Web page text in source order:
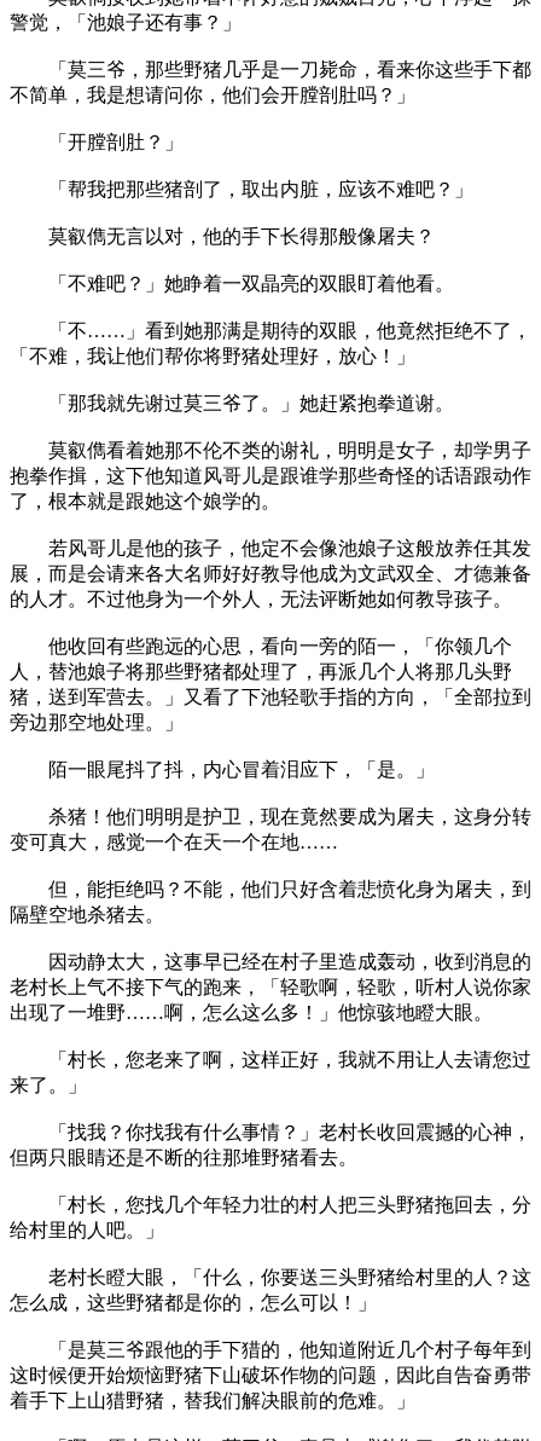
警觉，「池娘子还有事？」
「莫三爷，那些野猪几乎是一刀毙命，看来你这些手下都
不简单，我是想请问你，他们会开膛剖肚吗？」
「开膛剖肚？」
「帮我把那些猪剖了，取出内脏，应该不难吧？」
莫叡儁无言以对，他的手下长得那般像屠夫？
「不难吧？」她睁着一双晶亮的双眼盯着他看。
「不……」看到她那满是期待的双眼，他竟然拒绝不了，
「不难，我让他们帮你将野猪处理好，放心！」
「那我就先谢过莫三爷了。」她赶紧抱拳道谢。
莫叡儁看着她那不伦不类的谢礼，明明是女子，却学男子
抱拳作揖，这下他知道风哥儿是跟谁学那些奇怪的话语跟动作
了，根本就是跟她这个娘学的。
若风哥儿是他的孩子，他定不会像池娘子这般放养任其发
展，而是会请来各大名师好好教导他成为文武双全、才德兼备
的人才。不过他身为一个外人，无法评断她如何教导孩子。
他收回有些跑远的心思，看向一旁的陌一，「你领几个
人，替池娘子将那些野猪都处理了，再派几个人将那几头野
猪，送到军营去。」又看了下池轻歌手指的方向，「全部拉到
旁边那空地处理。」
陌一眼尾抖了抖，内心冒着泪应下，「是。」
杀猪！他们明明是护卫，现在竟然要成为屠夫，这身分转
变可真大，感觉一个在天一个在地……
但，能拒绝吗？不能，他们只好含着悲愤化身为屠夫，到
隔壁空地杀猪去。
因动静太大，这事早已经在村子里造成轰动，收到消息的
老村长上气不接下气的跑来，「轻歌啊，轻歌，听村人说你家
出现了一堆野……啊，怎么这么多！」他惊骇地瞪大眼。
「村长，您老来了啊，这样正好，我就不用让人去请您过
来了。」
「找我？你找我有什么事情？」老村长收回震撼的心神，
但两只眼睛还是不断的往那堆野猪看去。
「村长，您找几个年轻力壮的村人把三头野猪拖回去，分
给村里的人吧。」
老村长瞪大眼，「什么，你要送三头野猪给村里的人？这
怎么成，这些野猪都是你的，怎么可以！」
「是莫三爷跟他的手下猎的，他知道附近几个村子每年到
这时候便开始烦恼野猪下山破坏作物的问题，因此自告奋勇带
着手下上山猎野猪，替我们解决眼前的危难。」